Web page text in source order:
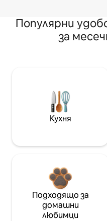
Популярни
за
Кухня
Подходящо за
домашни
любимци